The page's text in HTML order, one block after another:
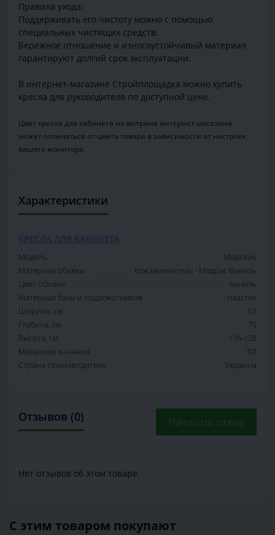
Правила ухода:
Поддерживать его чистоту можно с помощью
специальных чистящих средств.
Бережное отношение и износоустойчивый материал
гарантируют долгий срок эксплуатации.
В интернет-магазине Стройплощадка можно купить
кресла для руководителя по доступной цене.
Цвет кресла для кабинета на витрине интернет-магазина
может отличаться от цвета товара в зависимости от настроек
вашего монитора.
Характеристики
КРЕСЛА ДЛЯ КАБИНЕТА
Модель
Марсель
Материал обивки
кожзаменитель - Мадрас Ваниль
Цвет обивки
ваниль
Материал базы и подлокотников
пластик
Ширина, см
61
Глубина, см
75
Высота, см
116-128
Механизм качания
Tilt
Страна-производитель
Украина
Отзывов (0) Написать отзыв
Нет отзывов об этом товаре.
С этим товаром покупают